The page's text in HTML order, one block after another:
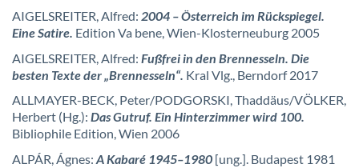
AIGELSREITER, Alfred: 2004 – Österreich im Rückspiegel.
Eine Satire. Edition Va bene, Wien-Klosterneuburg 2005
AIGELSREITER, Alfred: Fußfrei in den Brennesseln. Die
besten Texte der „Brennesseln“. Kral Vlg., Berndorf 2017
ALLMAYER-BECK, Peter/PODGORSKI, Thaddäus/VÖLKER,
Herbert (Hg.): Das Gutruf. Ein Hinterzimmer wird 100.
Bibliophile Edition, Wien 2006
ALPÁR, Ágnes: A Kabaré 1945–1980 [ung.]. Budapest 1981